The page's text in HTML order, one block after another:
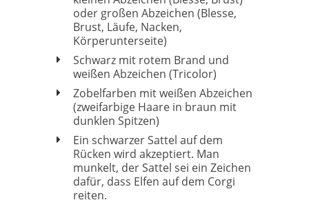
oder großen Abzeichen (Blesse,
Brust, Läufe, Nacken,
Körperunterseite)
Schwarz mit rotem Brand und
weißen Abzeichen (Tricolor)
Zobelfarben mit weißen Abzeichen
(zweifarbige Haare in braun mit
dunklen Spitzen)
Ein schwarzer Sattel auf dem
Rücken wird akzeptiert. Man
munkelt, der Sattel sei ein Zeichen
dafür, dass Elfen auf dem Corgi
reiten.